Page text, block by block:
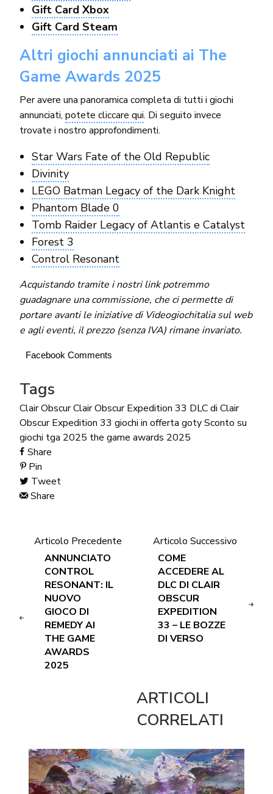
Gift Card Xbox
Gift Card Steam
Altri giochi annunciati ai The
Game Awards 2025
Per avere una panoramica completa di tutti i giochi
annunciati, potete cliccare qui. Di seguito invece
trovate i nostro approfondimenti.
Star Wars Fate of the Old Republic
Divinity
LEGO Batman Legacy of the Dark Knight
Phantom Blade 0
Tomb Raider Legacy of Atlantis e Catalyst
Forest 3
Control Resonant
Acquistando tramite i nostri link potremmo
guadagnare una commissione, che ci permette di
portare avanti le iniziative di Videogiochitalia sul web
e agli eventi, il prezzo (senza IVA) rimane invariato.
Facebook Comments
Tags
Clair ObscurClair Obscur Expedition 33 DLC di Clair
Obscur Expedition 33 giochi in offerta gotySconto su
giochi tga 2025 the game awards 2025
Share
Pin
Tweet
Share
Articolo Precedente
ANNUNCIATO
CONTROL
RESONANT: IL
NUOVO
GIOCO DI
REMEDY AI
THE GAME
AWARDS
2025
Articolo Successivo
COME
ACCEDERE AL
DLC DI CLAIR
OBSCUR
EXPEDITION
33 – LE BOZZE
DI VERSO
ARTICOLI
CORRELATI